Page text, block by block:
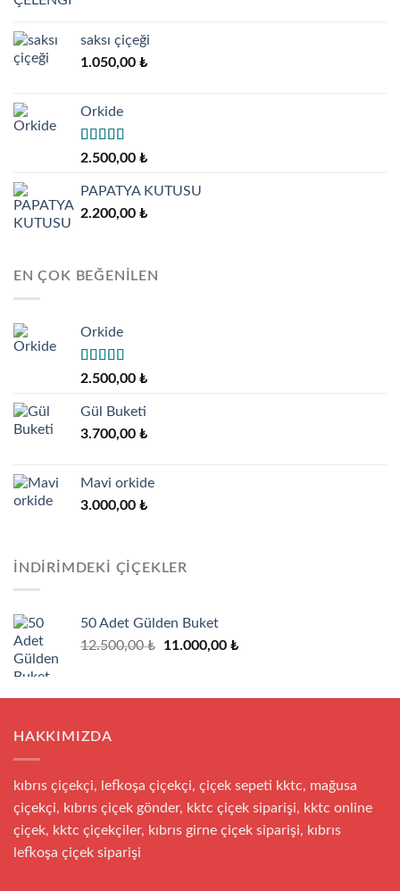
saksı çiçeği
1.050,00 ₺
Orkide
5 üzerinden
2.500,00 ₺
PAPATYA KUTUSU
2.200,00 ₺
EN ÇOK BEĞENILEN
Orkide
5 üzerinden
2.500,00 ₺
Gül Buketi
3.700,00 ₺
Mavi orkide
3.000,00 ₺
İNDIRIMDEKI ÇIÇEKLER
50 Adet Gülden Buket
12.500,00₺
Orijinal
11.000,00 ₺Şu
11.000,00 ₺.
HAKKIMIZDA
kıbrıs çiçekçi, lefkoşa çiçekçi, çiçek sepeti kktc, mağusa
çiçekçi, kıbrıs çiçek gönder, kktc çiçek siparişi, kktc online
çiçek, kktc çiçekçiler, kıbrıs girne çiçek siparişi, kıbrıs
lefkoşa çiçek siparişi